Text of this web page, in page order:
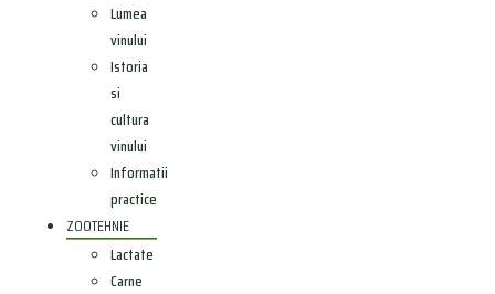
Lumea
vinului
Istoria
si
cultura
vinului
Informatii
practice
ZOOTEHNIE
Lactate
Carne